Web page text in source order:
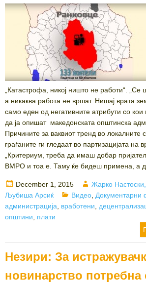
„Катастрофа, никој ништо не работи“. „Се
а никаква работа не вршат. Нишај врата
само еден од негативните атрибути со кои
да ја опишат македонската општинска
Причините за ваквиот тренд во локалните
граѓаните ги гледаат во партизацијата на
„Критериум, треба да имаш добар
ВМРО и тоа е. Таму ќе бидеш примена, а
Posted
on
December 1, 2015 Author
Жарко
Љубиша Арсиќ
Categories
Видео Документарни
администрација
вработени
општини
плати
Незири: За
новинарство потребна